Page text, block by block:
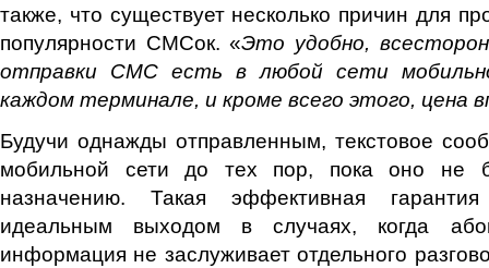
также, что существует несколько причин для
популярности СМСок. «Это удобно,
отправки СМС есть в любой сети
каждом терминале, и кроме всего этого, цена
Будучи однажды отправленным, текстовое
мобильной сети до тех пор, пока оно не
назначению. Такая эффективная
идеальным выходом в случаях, когда
информация не заслуживает отдельного